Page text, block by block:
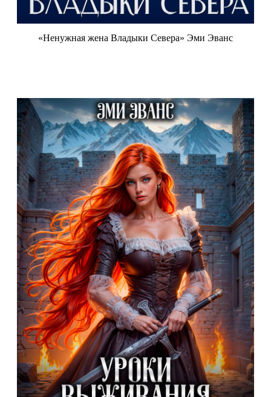
«Ненужная жена Владыки Севера» Эми Эванс